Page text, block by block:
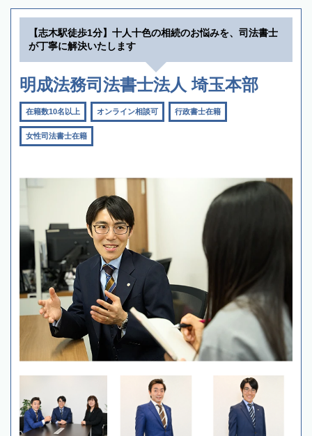
【志木駅徒歩1分】十人十色の相続のお悩みを、司法書士
が丁寧に解決いたします
明成法務司法書士法人 埼玉本部
在籍数10名以上 オンライン相談可 行政書士在籍
女性司法書士在籍